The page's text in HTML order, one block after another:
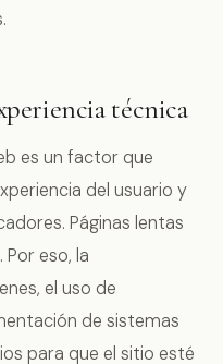
técnica
es un factor que
del usuario y
Páginas lentas
eso, la
el uso de
de sistemas
para que el sitio esté